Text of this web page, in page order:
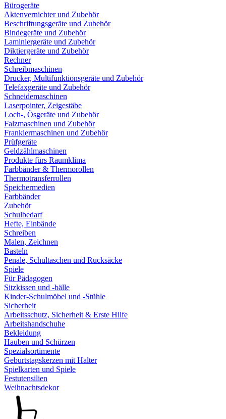
Bürogeräte
Aktenvernichter und Zubehör
Beschriftungsgeräte und Zubehör
Bindegeräte und Zubehör
Laminiergeräte und Zubehör
Diktiergeräte und Zubehör
Rechner
Schreibmaschinen
Drucker, Multifunktionsgeräte und Zubehör
Telefaxgeräte und Zubehör
Schneidemaschinen
Laserpointer, Zeigestäbe
Loch-, Ösgeräte und Zubehör
Falzmaschinen und Zubehör
Frankiermaschinen und Zubehör
Prüfgeräte
Geldzählmaschinen
Produkte fürs Raumklima
Farbbänder & Thermorollen
Thermotransferrollen
Speichermedien
Farbbänder
Zubehör
Schulbedarf
Hefte, Einbände
Schreiben
Malen, Zeichnen
Basteln
Penale, Schultaschen und Rucksäcke
Spiele
Für Pädagogen
Sitzkissen und -bälle
Kinder-Schulmöbel und -Stühle
Sicherheit
Arbeitsschutz, Sicherheit & Erste Hilfe
Arbeitshandschuhe
Bekleidung
Hauben und Schürzen
Spezialsortimente
Geburtstagskerzen mit Halter
Spielkarten und Spiele
Festutensilien
Weihnachtsdekor